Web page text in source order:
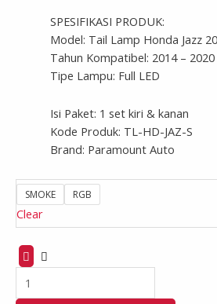
SPESIFIKASI PRODUK:
Model: Tail Lamp Honda Jazz
Tahun Kompatibel: 2014 – 2020
Tipe Lampu: Full LED
Isi Paket: 1 set kiri & kanan
Kode Produk: TL-HD-JAZ-S
Brand: Paramount Auto
SMOKE RGB
Clear